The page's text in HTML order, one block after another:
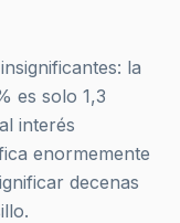
la
es solo 1,3
interés
enormemente
decenas